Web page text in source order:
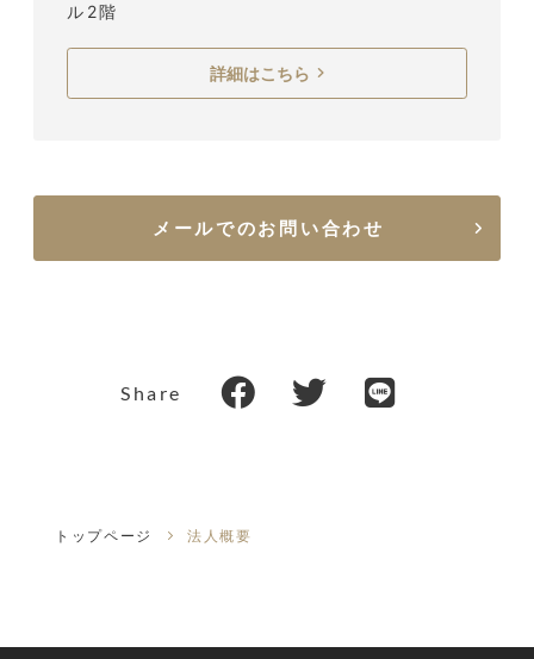
ル2階
詳細はこちら
メールでのお問い合わせ
Share
トップページ 法人概要